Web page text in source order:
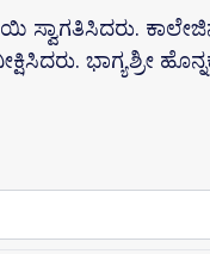
ಸ್ವಾಗತಿಸಿದರು.
ಭಾಗ್ಯಶ್ರೀ